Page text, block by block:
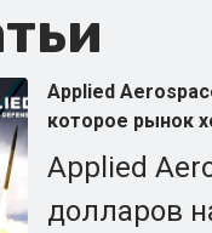
Applied
которое рынок
Applied
долларов